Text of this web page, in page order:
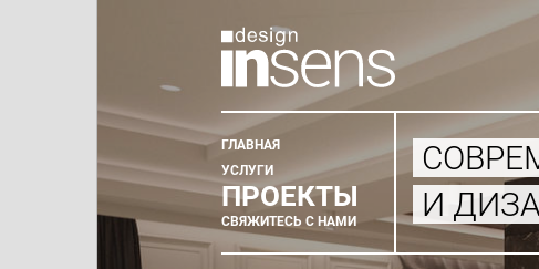
Главное
меню
ГЛАВНАЯ
УСЛУГИ
ПРОЕКТЫ
СВЯЖИТЕСЬ С НАМИ
И